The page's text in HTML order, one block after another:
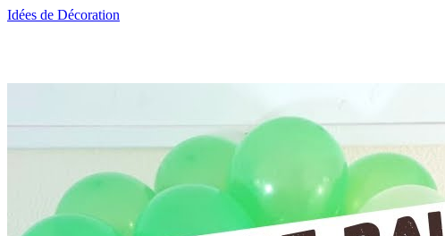
Idées de Décoration